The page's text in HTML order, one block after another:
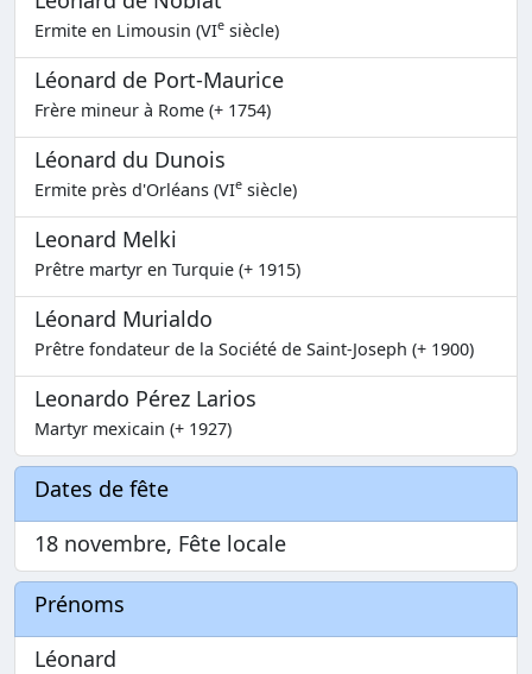
Ermite en Limousin (VIe siècle)
Léonard de Port-Maurice
Frère mineur à Rome (+ 1754)
Léonard du Dunois
Ermite près d'Orléans (VIe siècle)
Leonard Melki
Prêtre martyr en Turquie (+ 1915)
Léonard Murialdo
Prêtre fondateur de la Société de Saint-Joseph (+ 1900)
Leonardo Pérez Larios
Martyr mexicain (+ 1927)
Dates de fête
18 novembre, Fête locale
Prénoms
Léonard